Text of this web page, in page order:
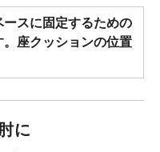
スに固定するための
座クッションの位置
に